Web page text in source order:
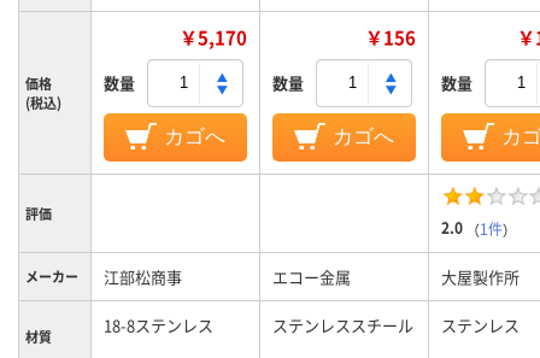
価格
(税込)
￥5,170
数量
カゴへ
￥156
数量
カゴへ
数量
カ
評価
2.0 （1件）
メーカー 江部松商事 エコー金属 大屋製作所
材質 18-8ステンレス ステンレススチール ステンレス